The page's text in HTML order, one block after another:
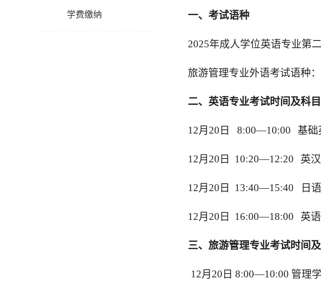
学费缴纳 一、考试语种
2025年成人学位英语专业第二
旅游管理专业外语考试语种：
二、 英语专业考试时间及科目
12月 20 日 8:00—10:00 基础
12月 20 日 10:20—12:20 英
12月 20 日 13:40—15:40 日语
12月 20 日 16:00—18:00 英
三、 旅游管理专业考试时间
12月 20 日 8:00—10:00 管理